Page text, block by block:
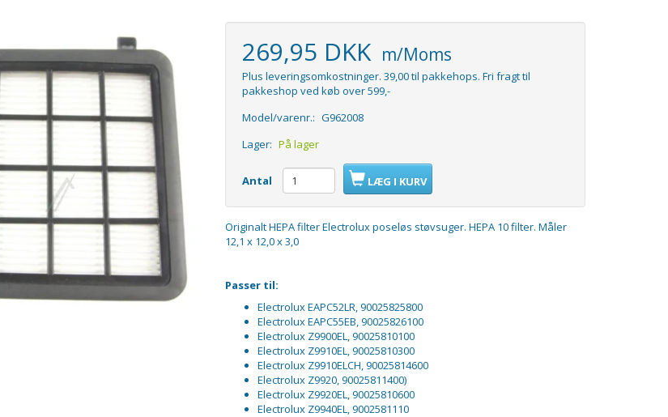
269,95 DKK m/Moms
Plus leveringsomkostninger. 39,00 til pakkehops. Fri fragt til
pakkeshop ved køb over 599,-
Model/varenr.: G962008
Lager: På lager
Antal LÆG I KURV
Originalt HEPA filter Electrolux poseløs støvsuger. HEPA 10 filter. Måler
12,1 x 12,0 x 3,0
Passer til:
Electrolux EAPC52LR, 90025825800
Electrolux EAPC55EB, 90025826100
Electrolux Z9900EL, 90025810100
Electrolux Z9910EL, 90025810300
Electrolux Z9910ELCH, 90025814600
Electrolux Z9920, 90025811400)
Electrolux Z9920EL, 90025810600
Electrolux Z9940EL, 9002581110